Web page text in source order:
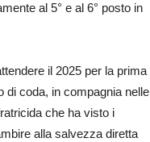
al 5° e al 6° posto in
il 2025 per la prima
di coda, in compagnia nelle
che ha visto i
alla salvezza diretta